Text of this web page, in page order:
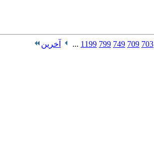
703
709
749
799
1199
... آخرین